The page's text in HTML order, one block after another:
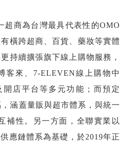
超商為台灣最具代表性的OMO
橫跨超商、百貨、藥妝等實體
持續擴張旗下線上購物服務，
客來、7-ELEVEN線上購物中
店平台等多元功能；而預定
涵蓋量販與超市體系，與統一
補性。另一方面，全聯實業以
應鏈體系為基礎，於2019年正